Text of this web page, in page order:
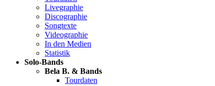
Livegraphie
Discographie
Songtexte
Videographie
In den Medien
Statistik
Solo-Bands
Bela B. & Bands
Tourdaten